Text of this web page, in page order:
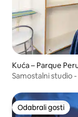
Kuća – Parque
Samostalni studio
Odabrali gosti
Odabrali gosti